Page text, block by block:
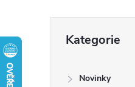
kategorie
Kategorie
Novinky